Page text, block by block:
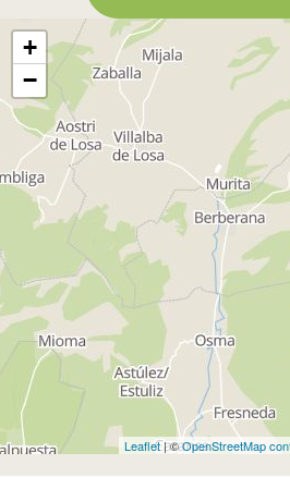
+
−
Leaflet| ©OpenStreetMap